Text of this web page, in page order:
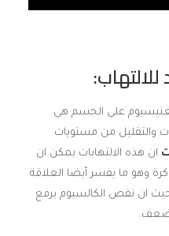
على الجسم هي
والتقليل من مستويات
ان هذه الالتهابات يمكن ان
وهو ما يفسر أيضا العلاقة
ان نقص الكالسيوم يرفع